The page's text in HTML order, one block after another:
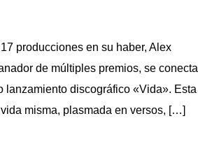
producciones en su haber, Alex
de múltiples premios, se conecta
lanzamiento discográfico «Vida». Esta
misma, plasmada en versos, […]